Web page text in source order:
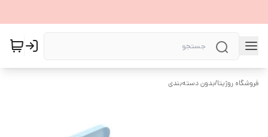
فروشگاه روژیتا/بدون دسته‌بندی